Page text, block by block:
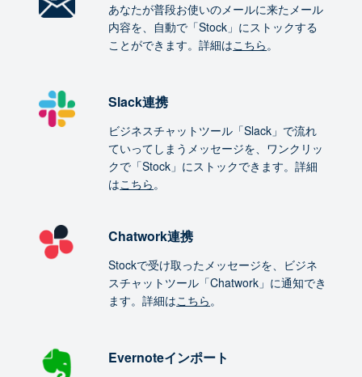
あなたが普段お使いのメールに来たメール
内容を、自動で「Stock」にストックする
ことができます。詳細はこちら。
Slack連携
ビジネスチャットツール「Slack」で流れ
ていってしまうメッセージを、ワンクリッ
クで「Stock」にストックできます。詳細
はこちら。
Chatwork連携
Stockで受け取ったメッセージを、ビジネ
スチャットツール「Chatwork」に通知でき
ます。詳細はこちら。
Evernoteインポート